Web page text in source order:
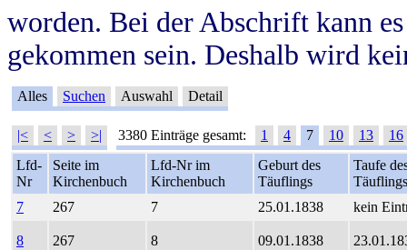
worden. Bei der Abschrift kann
gekommen sein. Deshalb wird
Alles Suchen Auswahl Detail
|< < > >| 3380 Einträge gesamt: 1 4 7 10 13
16
Lfd-
Nr
Seite im
Kirchenbuch
Lfd-Nr im
Kirchenbuch
Geburt des
Täuflings
Taufe
Täuflings
7
267 7 25.01.1838 kein
8 267 8 09.01.1838